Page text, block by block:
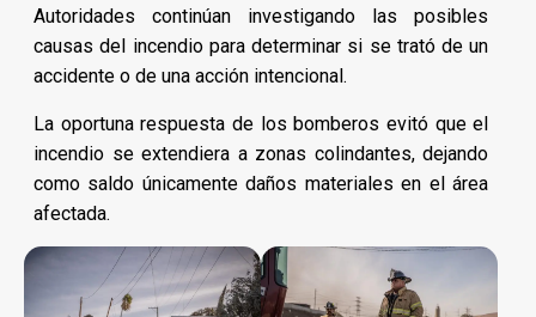
Autoridades continúan investigando las posibles
causas del incendio para determinar si se trató de un
accidente o de una acción intencional.
La oportuna respuesta de los bomberos evitó que el
incendio se extendiera a zonas colindantes, dejando
como saldo únicamente daños materiales en el área
afectada.